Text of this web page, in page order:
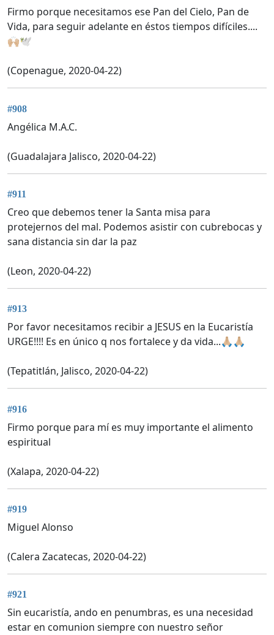
Firmo porque necesitamos ese Pan del Cielo, Pan de
Vida, para seguir adelante en éstos tiempos difíciles....
🙌🏼🕊
(Copenague, 2020-04-22)
#908
Angélica M.A.C.
(Guadalajara Jalisco, 2020-04-22)
#911
Creo que debemos tener la Santa misa para
protejernos del mal. Podemos asistir con cubrebocas y
sana distancia sin dar la paz
(Leon, 2020-04-22)
#913
Por favor necesitamos recibir a JESUS en la Eucaristía
URGE!!!! Es en único q nos fortalece y da vida...🙏🏼🙏🏼
(Tepatitlán, Jalisco, 2020-04-22)
#916
Firmo porque para mí es muy importante el alimento
espiritual
(Xalapa, 2020-04-22)
#919
Miguel Alonso
(Calera Zacatecas, 2020-04-22)
#921
Sin eucaristía, ando en penumbras, es una necesidad
estar en comunion siempre con nuestro señor